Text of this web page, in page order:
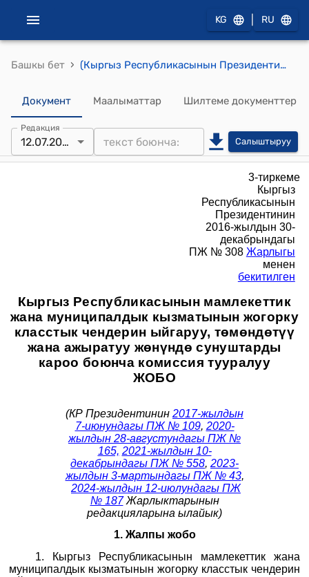
KG RU
Башкы бет › (Кыргыз Республикасынын Президентинин 2016-жылдын 30-декабрындагы ПЖ № 308 Жарлыгы менен бекитилген) "Кыргыз Республикасынын мамлекеттик жана муниципалдык кызматынын жогорку класстык чендерин ыйгаруу, төмөндөтүү жана ажыратуу жөнүндө сунуштарды кароо боюнча комиссия тууралуу ЖОБО"
Документ Маалыматтар Шилтеме документтер
Редакция
12.07.2024 Салыштыруу